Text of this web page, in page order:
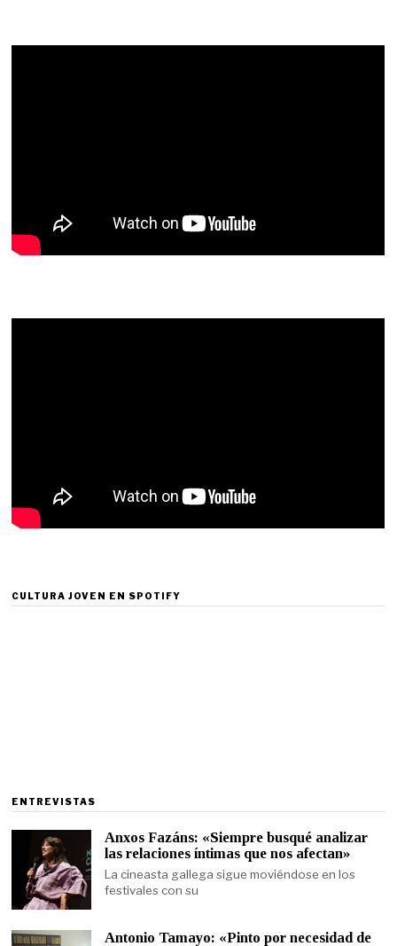
CULTURA JOVEN EN SPOTIFY
ENTREVISTAS
Anxos Fazáns: «Siempre busqué analizar
las relaciones íntimas que nos afectan»
La cineasta gallega sigue moviéndose en los
festivales con su
Antonio Tamayo: «Pinto por necesidad de